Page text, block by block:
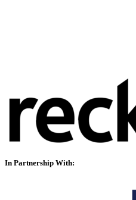
In Partnership With: